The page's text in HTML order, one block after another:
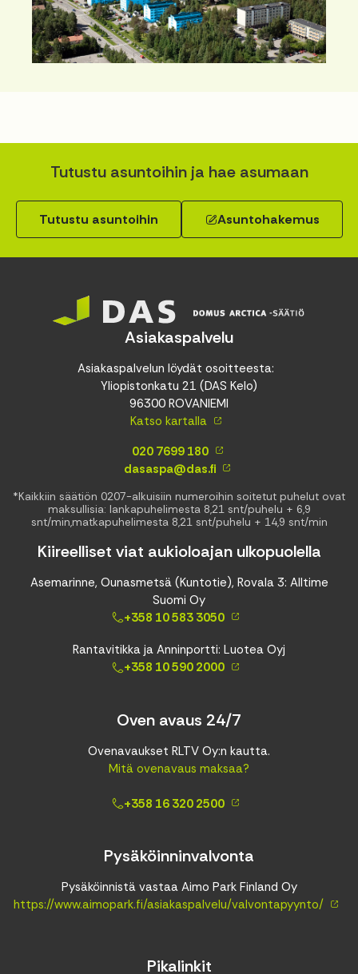
Tutustu asuntoihin ja hae asumaan
Tutustu asuntoihin Asuntohakemus
Asiakaspalvelu
Asiakaspalvelun löydät osoitteesta:
Yliopistonkatu 21 (DAS Kelo)
96300 ROVANIEMI
Katso kartalla
020 7699 180
dasaspa@das.fi
*Kaikkiin säätiön 0207-alkuisiin numeroihin soitetut puhelut ovat
maksullisia: lankapuhelimesta 8,21 snt/puhelu + 6,9
snt/min,matkapuhelimesta 8,21 snt/puhelu + 14,9 snt/min
Kiireelliset viat aukioloajan ulkopuolella
Asemarinne, Ounasmetsä (Kuntotie), Rovala 3: Alltime
Suomi Oy
+358 10 583 3050
Rantavitikka ja Anninportti: Luotea Oyj
+358 10 590 2000
Oven avaus 24/7
Ovenavaukset RLTV Oy:n kautta.
Mitä ovenavaus maksaa?
+358 16 320 2500
Pysäköinninvalvonta
Pysäköinnistä vastaa Aimo Park Finland Oy
https://www.aimopark.fi/asiakaspalvelu/valvontapyynto/
Pikalinkit